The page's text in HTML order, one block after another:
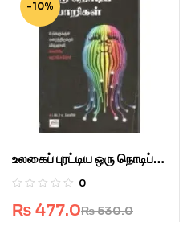
-10%
உலகைப் புரட்டிய ஒரு நொடிப்
பொறிகள்.
0
₨530.0
₨ 477.0